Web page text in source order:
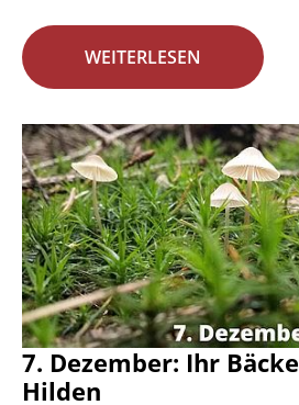
WEITERLESEN
7. Dezember: Ihr
Hilden